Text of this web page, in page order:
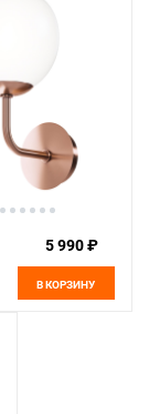
5 990 ₽
В КОРЗИНУ